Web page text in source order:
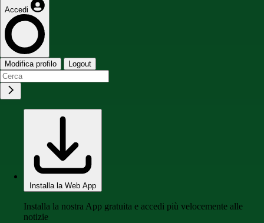
Accedi
Modifica profilo Logout
Installa la Web App
Installa la nostra App gratuita e accedi più velocemente alle
notizie